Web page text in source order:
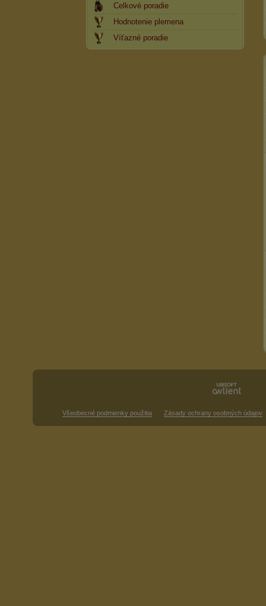
Celkové poradie
Hodnotenie plemena
Víťazné poradie
Všeobecné podmienky použitia Zásady ochrany osobných údajov